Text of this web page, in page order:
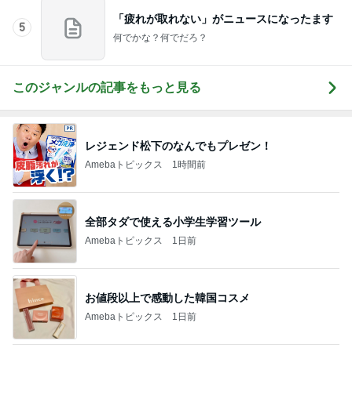
Amebaトピックス 1日前
Amebaトピックス 1日前
かとうかず子 薬をなくし慌てて戻る
Amebaトピックス 1日前